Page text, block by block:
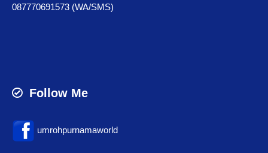
087770691573 (WA/SMS)
Follow Me
umrohpurnamaworld